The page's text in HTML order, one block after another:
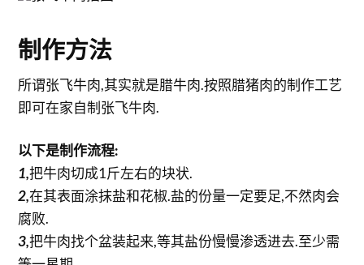
制作方法
所谓张飞牛肉,其实就是腊牛肉.按照腊猪肉的制作工艺
即可在家自制张飞牛肉.
以下是制作流程:
1,把牛肉切成1斤左右的块状.
2,在其表面涂抹盐和花椒.盐的份量一定要足,不然肉会
腐败.
3,把牛肉找个盆装起来,等其盐份慢慢渗透进去.至少需